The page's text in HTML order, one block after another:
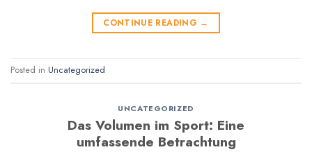
CONTINUE READING →
Posted in Uncategorized
UNCATEGORIZED
Das Volumen im Sport: Eine
umfassende Betrachtung